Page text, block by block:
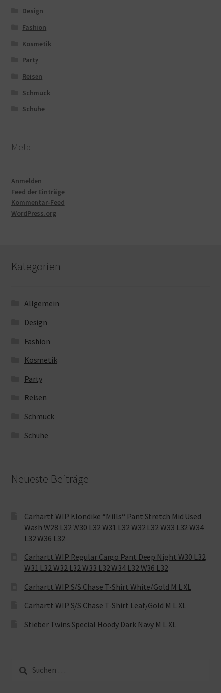
Design
Fashion
Kosmetik
Party
Reisen
Schmuck
Schuhe
Meta
Anmelden
Feed der Einträge
Kommentar-Feed
WordPress.org
Kategorien
Allgemein
Design
Fashion
Kosmetik
Party
Reisen
Schmuck
Schuhe
Neueste Beiträge
Carhartt WIP Klondike “Mills“ Pant Stretch Mid Used
Wash W28 L32 W30 L32 W31 L32 W32 L32 W33 L32 W34
L32 W36 L32
Carhartt WIP Regular Cargo Pant Deep Night W30 L32
W31 L32 W32 L32 W33 L32 W34 L32 W36 L32
Carhartt WIP S/S Chase T-Shirt White/Gold M L XL
Carhartt WIP S/S Chase T-Shirt Leaf/Gold M L XL
Stieber Twins Special Hoody Dark Navy M L XL
nach: